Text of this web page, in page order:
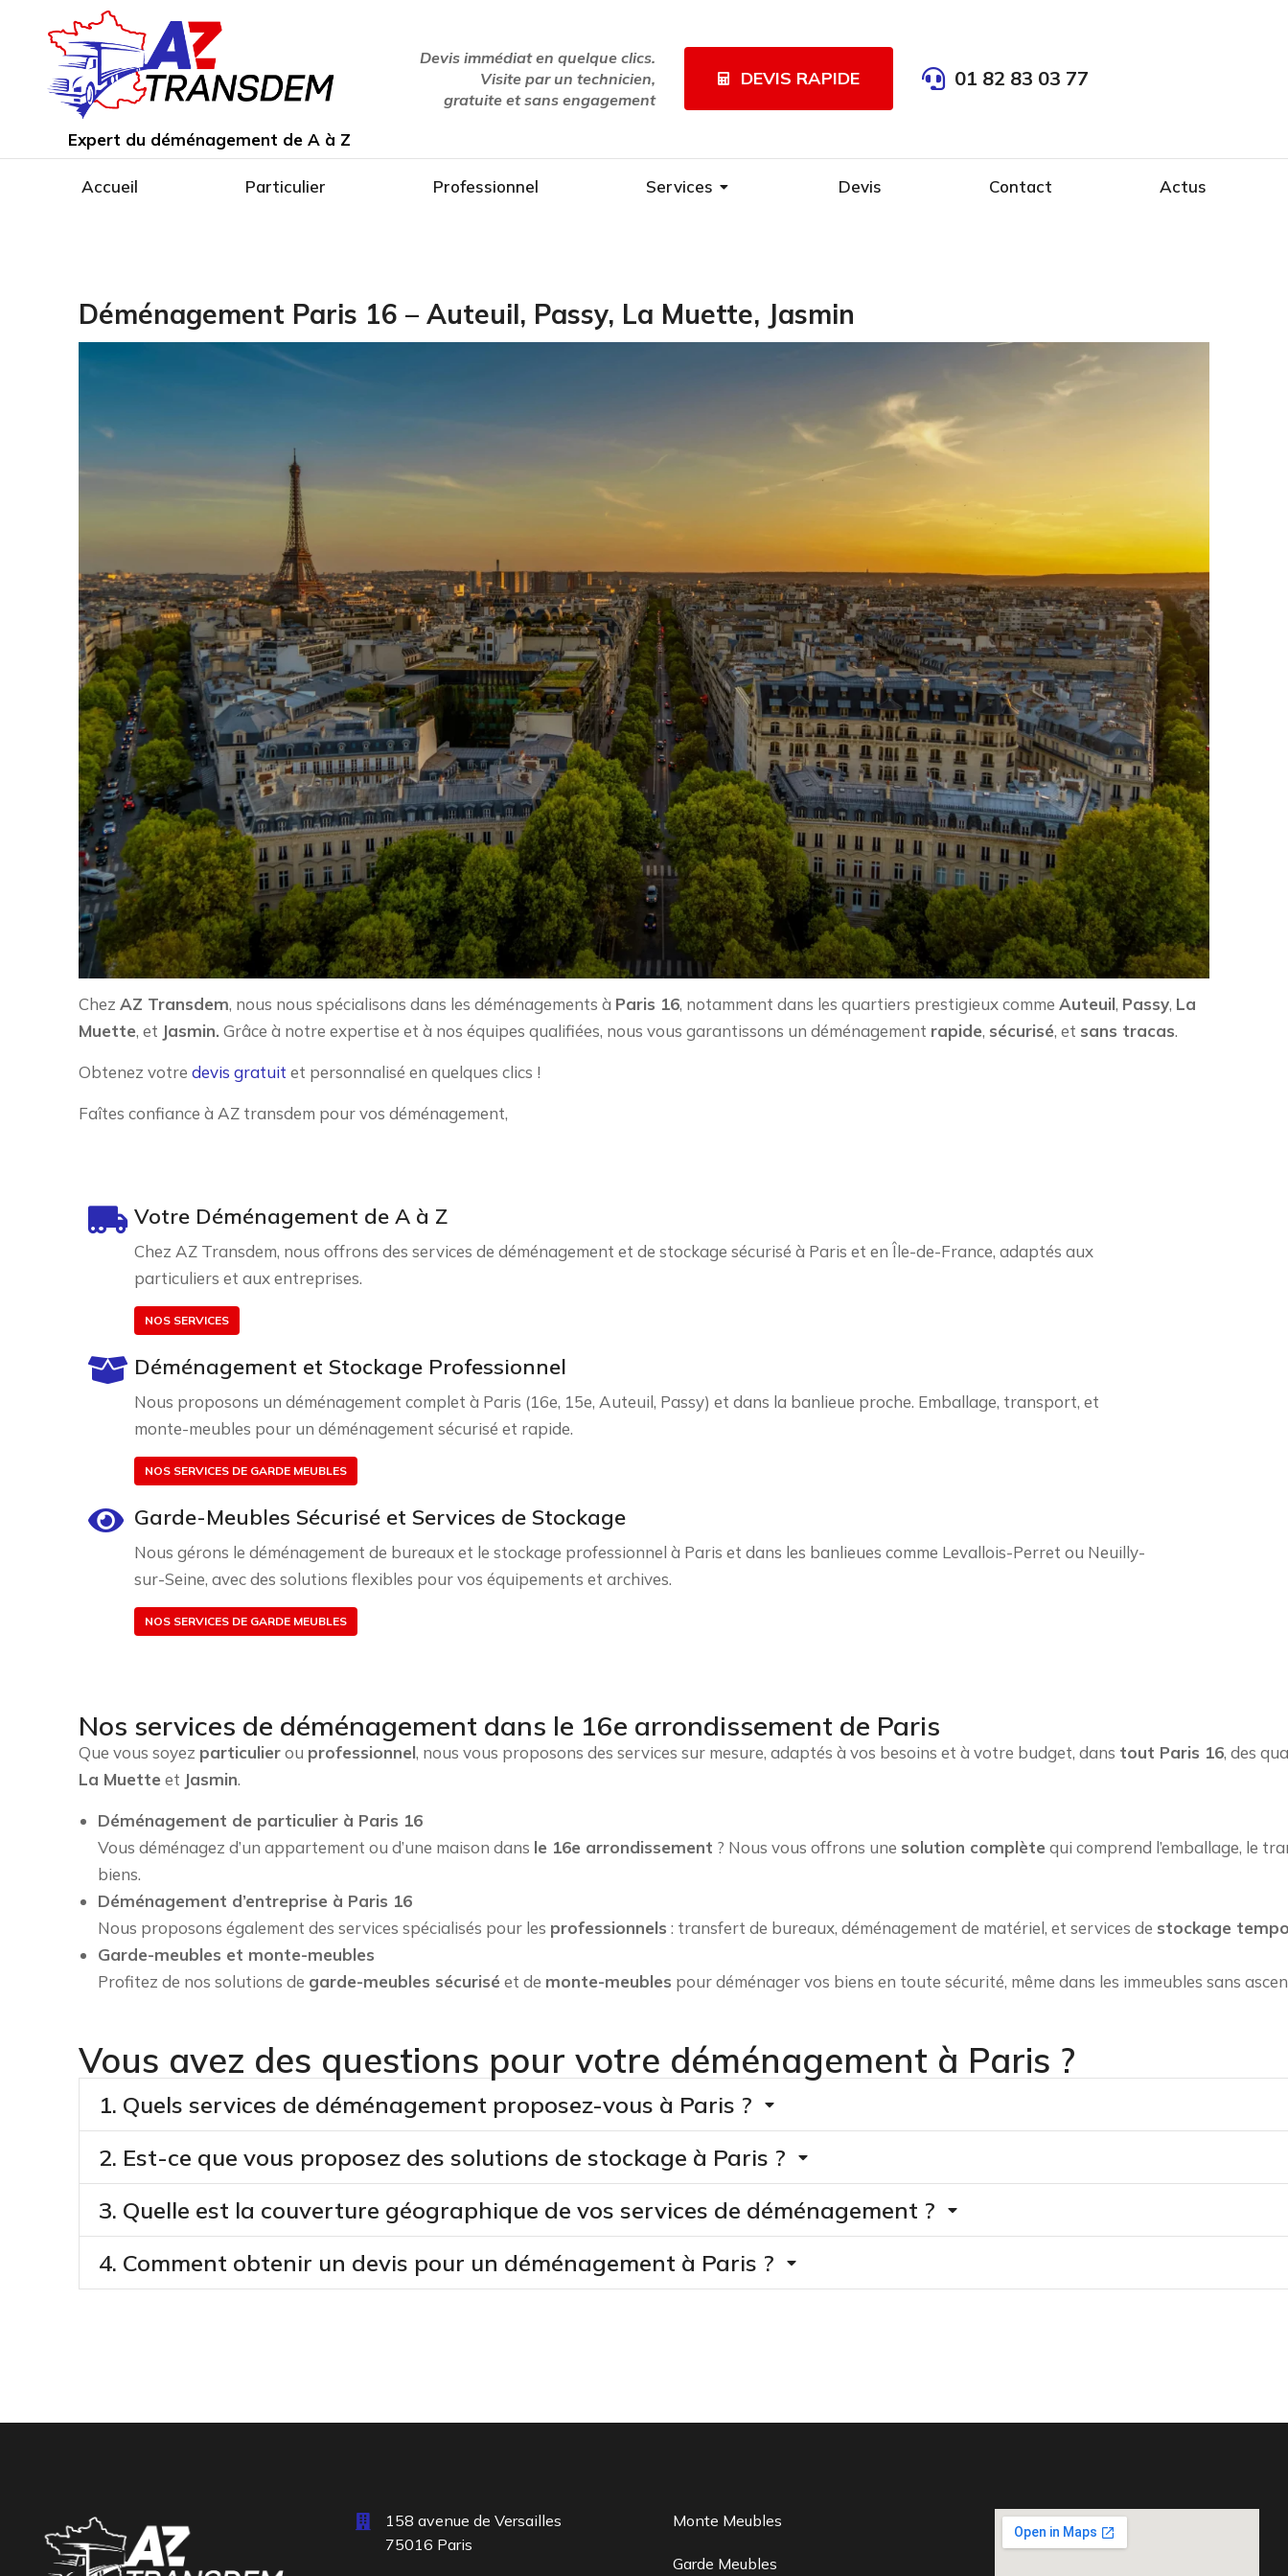
Expert du déménagement de A à Z
Devis immédiat en quelque clics.
Visite par un technicien,
gratuite et sans engagement
DEVIS RAPIDE 01 82 83 03 77
Accueil Particulier Professionnel Services Devis Contact Actus
Déménagement Paris 16 – Auteuil, Passy, La Muette, Jasmin
Chez AZ Transdem, nous nous spécialisons dans les déménagements à Paris 16, notamment dans les quartiers prestigieux comme Auteuil, Passy, La
Muette, et Jasmin. Grâce à notre expertise et à nos équipes qualifiées, nous vous garantissons un déménagement rapide, sécurisé, et sans tracas.
Obtenez votre devis gratuit et personnalisé en quelques clics !
Faîtes confiance à AZ transdem pour vos déménagement,
Votre Déménagement de A à Z
Chez AZ Transdem, nous offrons des services de déménagement et de stockage sécurisé à Paris et en Île-de-France, adaptés aux
particuliers et aux entreprises.
NOS SERVICES
Déménagement et Stockage Professionnel
Nous proposons un déménagement complet à Paris (16e, 15e, Auteuil, Passy) et dans la banlieue proche. Emballage, transport, et
monte-meubles pour un déménagement sécurisé et rapide.
NOS SERVICES DE GARDE MEUBLES
Garde-Meubles Sécurisé et Services de Stockage
Nous gérons le déménagement de bureaux et le stockage professionnel à Paris et dans les banlieues comme Levallois-Perret ou Neuilly-
sur-Seine, avec des solutions flexibles pour vos équipements et archives.
NOS SERVICES DE GARDE MEUBLES
Nos services de déménagement dans le 16e arrondissement de Paris
Que vous soyez particulierou professionnel, nous vous proposons des services sur mesure, adaptés à vos besoins et à votre budget, dans tout Paris 16, des
La Muette et Jasmin.
Déménagement de particulier à Paris 16
Vous déménagez d’un appartement ou d’une maison dans le 16e arrondissement ? Nous vous offrons une solution complète qui comprend l’emballage, le
biens.
Déménagement d’entreprise à Paris 16
Nous proposons également des services spécialisés pour les professionnels : transfert de bureaux, déménagement de matériel, et services de stockage
Garde-meubles et monte-meubles
Profitez de nos solutions de garde-meubles sécurisé et de monte-meubles pour déménager vos biens en toute sécurité, même dans les immeubles sans
Vous avez des questions pour votre déménagement à Paris ?
1. Quels services de déménagement proposez-vous à Paris ?
2. Est-ce que vous proposez des solutions de stockage à Paris ?
3. Quelle est la couverture géographique de vos services de déménagement ?
4. Comment obtenir un devis pour un déménagement à Paris ?
158 avenue de Versailles
75016 Paris
Monte Meubles
Garde Meubles